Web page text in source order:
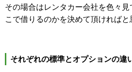
その場合はレンタカー会社を色々
こで借りるのかを決めて頂ければと
それぞれの標準とオプションの違